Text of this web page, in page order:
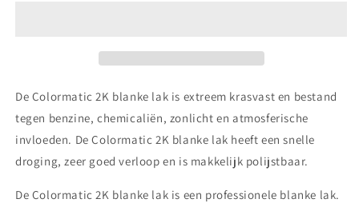
De Colormatic 2K blanke lak is extreem krasvast en bestand
tegen benzine, chemicaliën, zonlicht en atmosferische
invloeden. De Colormatic 2K blanke lak heeft een snelle
droging, zeer goed verloop en is makkelijk polijstbaar.
De Colormatic 2K blanke lak is een professionele blanke lak.